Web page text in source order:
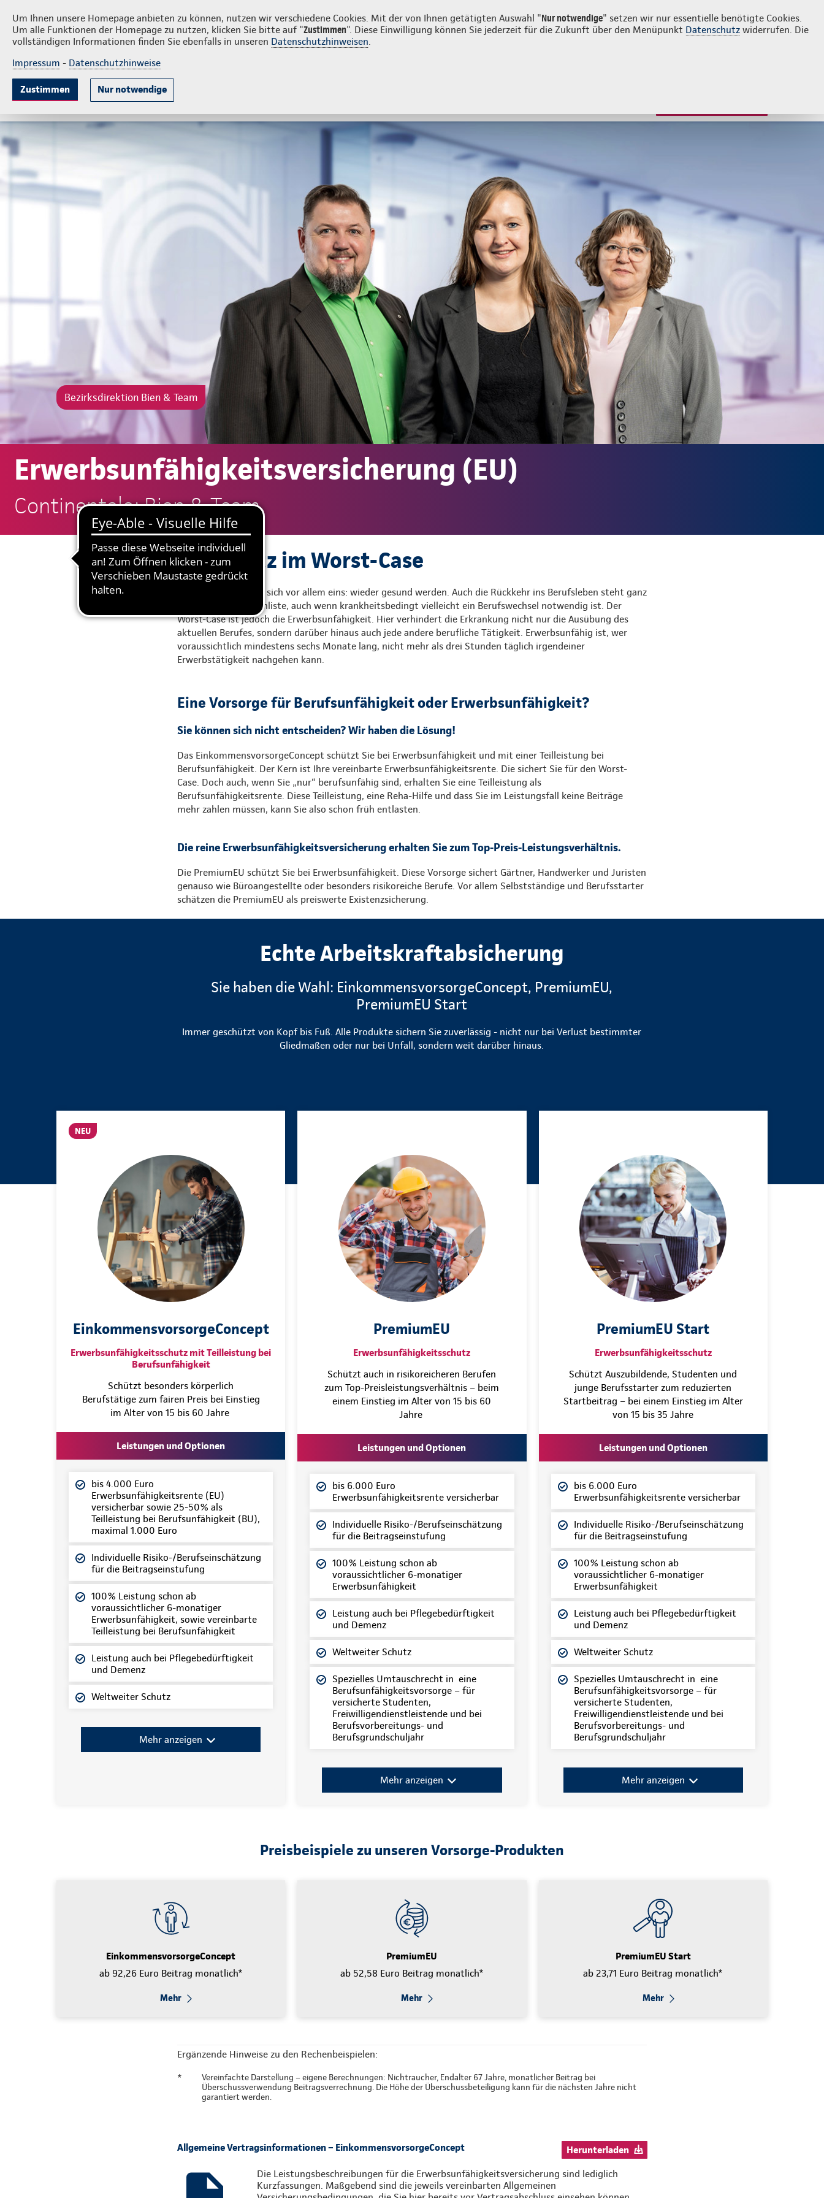
Um Ihnen unsere Homepage anbieten zu können, nutzen wir verschiedene Cookies. Mit der von Ihnen getätigten Auswahl "Nur notwendige" setzen wir nur essentielle benötigte Cookies.
Um alle Funktionen der Homepage zu nutzen, klicken Sie bitte auf "Zustimmen". Diese Einwilligung können Sie jederzeit für die Zukunft über den Menüpunkt Datenschutz widerrufen. Die
vollständigen Informationen finden Sie ebenfalls in unseren Datenschutzhinweisen.
Impressum - Datenschutzhinweise
Zustimmen Nur notwendige
Bien & Team PrivatkundenFirmenkunden Login Kontakt 02154 4729085
KrankenversicherungLebensversicherung
Bezirksdirektion Bien & Team
Erwerbsunfähigkeitsversicherung (EU)
Continentale: Bien & Team
Ihr Schutz im Worst-Case
Erkrankte wünschen sich vor allem eins: wieder gesund werden. Auch die Rückkehr ins Berufsleben steht ganz
oben auf der Wunschliste, auch wenn krankheitsbedingt vielleicht ein Berufswechsel notwendig ist. Der
Worst-Case ist jedoch die Erwerbsunfähigkeit. Hier verhindert die Erkrankung nicht nur die Ausübung des
aktuellen Berufes, sondern darüber hinaus auch jede andere berufliche Tätigkeit. Erwerbsunfähig ist, wer
voraussichtlich mindestens sechs Monate lang, nicht mehr als drei Stunden täglich irgendeiner
Erwerbstätigkeit nachgehen kann.
Eine Vorsorge für Berufsunfähigkeit oder Erwerbsunfähigkeit?
Sie können sich nicht entscheiden? Wir haben die Lösung!
Das EinkommensvorsorgeConcept schützt Sie bei Erwerbsunfähigkeit und mit einer Teilleistung bei
Berufsunfähigkeit. Der Kern ist Ihre vereinbarte Erwerbsunfähigkeitsrente. Die sichert Sie für den Worst-
Case. Doch auch, wenn Sie „nur“ berufsunfähig sind, erhalten Sie eine Teilleistung als
Berufsunfähigkeitsrente. Diese Teilleistung, eine Reha-Hilfe und dass Sie im Leistungsfall keine Beiträge
mehr zahlen müssen, kann Sie also schon früh entlasten.
Die reine Erwerbsunfähigkeitsversicherung erhalten Sie zum Top-Preis-Leistungsverhältnis.
Die PremiumEU schützt Sie bei Erwerbsunfähigkeit. Diese Vorsorge sichert Gärtner, Handwerker und Juristen
genauso wie Büroangestellte oder besonders risikoreiche Berufe. Vor allem Selbstständige und Berufsstarter
schätzen die PremiumEU als preiswerte Existenzsicherung.
Echte Arbeitskraftabsicherung
Sie haben die Wahl: EinkommensvorsorgeConcept, PremiumEU,
PremiumEU Start
Immer geschützt von Kopf bis Fuß. Alle Produkte sichern Sie zuverlässig - nicht nur bei Verlust bestimmter
Gliedmaßen oder nur bei Unfall, sondern weit darüber hinaus.
NEU
EinkommensvorsorgeConcept
Erwerbsunfähigkeitsschutz mit Teilleistung bei
Berufsunfähigkeit
Schützt besonders körperlich
Berufstätige zum fairen Preis bei Einstieg
im Alter von 15 bis 60 Jahre
Leistungen und Optionen
bis 4.000 Euro
Erwerbsunfähigkeitsrente (EU)
versicherbar sowie 25-50% als
Teilleistung bei Berufsunfähigkeit (BU),
maximal 1.000 Euro
Individuelle Risiko-/Berufseinschätzung
für die Beitragseinstufung
100% Leistung schon ab
voraussichtlicher 6-monatiger
Erwerbsunfähigkeit, sowie vereinbarte
Teilleistung bei Berufsunfähigkeit
Leistung auch bei Pflegebedürftigkeit
und Demenz
Weltweiter Schutz
Mehr anzeigen
PremiumEU
Erwerbsunfähigkeitsschutz
Schützt auch in risikoreicheren Berufen
zum Top-Preisleistungsverhältnis – beim
einem Einstieg im Alter von 15 bis 60
Jahre
Leistungen und Optionen
bis 6.000 Euro
Erwerbsunfähigkeitsrente versicherbar
Individuelle Risiko-/Berufseinschätzung
für die Beitragseinstufung
100% Leistung schon ab
voraussichtlicher 6-monatiger
Erwerbsunfähigkeit
Leistung auch bei Pflegebedürftigkeit
und Demenz
Weltweiter Schutz
Spezielles Umtauschrecht in eine
Berufsunfähigkeitsvorsorge – für
versicherte Studenten,
Freiwilligendienstleistende und bei
Berufsvorbereitungs- und
Berufsgrundschuljahr
Mehr anzeigen
PremiumEU Start
Erwerbsunfähigkeitsschutz
Schützt Auszubildende, Studenten und
junge Berufsstarter zum reduzierten
Startbeitrag – bei einem Einstieg im Alter
von 15 bis 35 Jahre
Leistungen und Optionen
bis 6.000 Euro
Erwerbsunfähigkeitsrente versicherbar
Individuelle Risiko-/Berufseinschätzung
für die Beitragseinstufung
100% Leistung schon ab
voraussichtlicher 6-monatiger
Erwerbsunfähigkeit
Leistung auch bei Pflegebedürftigkeit
und Demenz
Weltweiter Schutz
Spezielles Umtauschrecht in eine
Berufsunfähigkeitsvorsorge – für
versicherte Studenten,
Freiwilligendienstleistende und bei
Berufsvorbereitungs- und
Berufsgrundschuljahr
Mehr anzeigen
Preisbeispiele zu unseren Vorsorge-Produkten
EinkommensvorsorgeConcept
ab 92,26 Euro Beitrag monatlich*
Mehr
PremiumEU
ab 52,58 Euro Beitrag monatlich*
Mehr
PremiumEU Start
ab 23,71 Euro Beitrag monatlich*
Mehr
Ergänzende Hinweise zu den Rechenbeispielen:
*
Vereinfachte Darstellung – eigene Berechnungen: Nichtraucher, Endalter 67 Jahre, monatlicher Beitrag bei
Überschussverwendung Beitragsverrechnung. Die Höhe der Überschussbeteiligung kann für die nächsten Jahre nicht
garantiert werden.
Allgemeine Vertragsinformationen – EinkommensvorsorgeConcept Herunterladen
Die Leistungsbeschreibungen für die Erwerbsunfähigkeitsversicherung sind lediglich
Kurzfassungen. Maßgebend sind die jeweils vereinbarten Allgemeinen